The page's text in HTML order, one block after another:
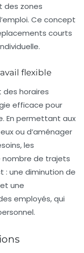
des zones
Ce concept
courts
flexible
des horaires
efficace pour
En permettant aux
ou d’aménager
les
nombre de trajets
: une diminution de
une
employés, qui